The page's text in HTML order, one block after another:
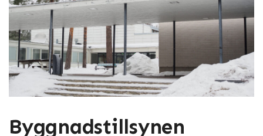
Byggnadstillsynen